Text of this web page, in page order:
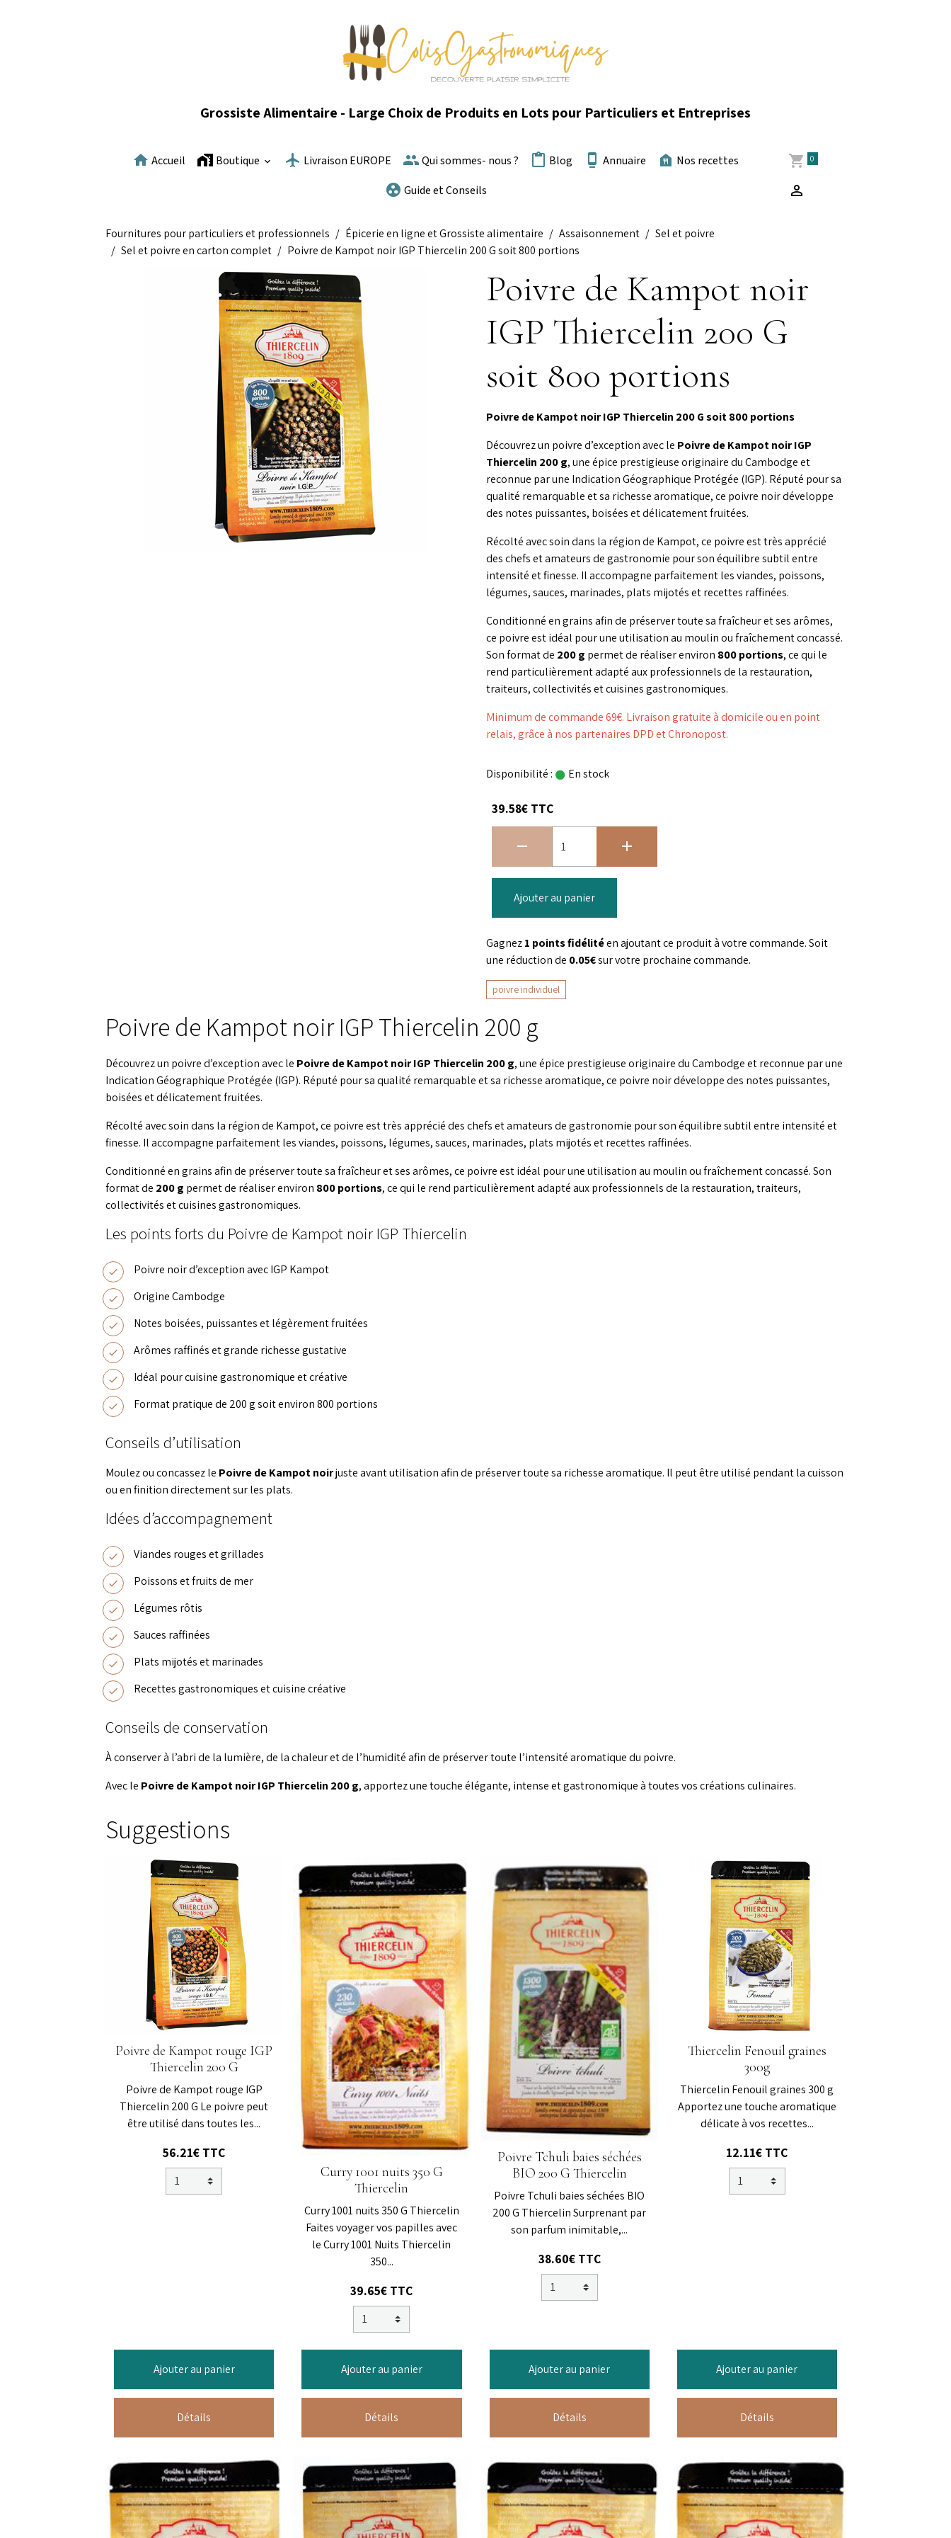
Grossiste Alimentaire - Large Choix de Produits en Lots pour Particuliers et Entreprises
Accueil Boutique Livraison EUROPE Qui sommes- nous ? Blog Annuaire
Nos recettes
Guide et Conseils
0
Fournitures pour particuliers et professionnels Épicerie en ligne et Grossiste alimentaire Assaisonnement
Sel et poivre
Sel et poivre en carton complet
Poivre de Kampot noir IGP Thiercelin 200 G soit 800 portions
Poivre de Kampot noir
IGP Thiercelin 200 G
soit 800 portions
Poivre de Kampot noir IGP Thiercelin 200 G soit 800 portions
Découvrez un poivre d’exception avec le Poivre de Kampot noir IGP
Thiercelin 200 g, une épice prestigieuse originaire du Cambodge et
reconnue par une Indication Géographique Protégée (IGP). Réputé pour sa
qualité remarquable et sa richesse aromatique, ce poivre noir développe
des notes puissantes, boisées et délicatement fruitées.
Récolté avec soin dans la région de Kampot, ce poivre est très apprécié
des chefs et amateurs de gastronomie pour son équilibre subtil entre
intensité et finesse. Il accompagne parfaitement les viandes, poissons,
légumes, sauces, marinades, plats mijotés et recettes raffinées.
Conditionné en grains afin de préserver toute sa fraîcheur et ses arômes,
ce poivre est idéal pour une utilisation au moulin ou fraîchement concassé.
Son format de 200 g permet de réaliser environ 800 portions, ce qui le
rend particulièrement adapté aux professionnels de la restauration,
traiteurs, collectivités et cuisines gastronomiques.
Minimum de commande 69€. Livraison gratuite à domicile ou en point
relais, grâce à nos partenaires DPD et Chronopost.
Disponibilité : En stock
39.58€ TTC
Ajouter au panier
Gagnez1 points fidélitéen ajoutant ce produit à votre commande. Soit
une réduction de 0.05€sur votre prochaine commande.
poivre individuel
Poivre de Kampot noir IGP Thiercelin 200 g
Découvrez un poivre d’exception avec le Poivre de Kampot noir IGP Thiercelin 200 g, une épice prestigieuse originaire du Cambodge et reconnue par une
Indication Géographique Protégée (IGP). Réputé pour sa qualité remarquable et sa richesse aromatique, ce poivre noir développe des notes puissantes,
boisées et délicatement fruitées.
Récolté avec soin dans la région de Kampot, ce poivre est très apprécié des chefs et amateurs de gastronomie pour son équilibre subtil entre intensité et
finesse. Il accompagne parfaitement les viandes, poissons, légumes, sauces, marinades, plats mijotés et recettes raffinées.
Conditionné en grains afin de préserver toute sa fraîcheur et ses arômes, ce poivre est idéal pour une utilisation au moulin ou fraîchement concassé. Son
format de 200 g permet de réaliser environ 800 portions, ce qui le rend particulièrement adapté aux professionnels de la restauration, traiteurs,
collectivités et cuisines gastronomiques.
Les points forts du Poivre de Kampot noir IGP Thiercelin
Poivre noir d’exception avec IGP Kampot
Origine Cambodge
Notes boisées, puissantes et légèrement fruitées
Arômes raffinés et grande richesse gustative
Idéal pour cuisine gastronomique et créative
Format pratique de 200 g soit environ 800 portions
Conseils d’utilisation
Moulez ou concassez le Poivre de Kampot noirjuste avant utilisation afin de préserver toute sa richesse aromatique. Il peut être utilisé pendant la cuisson
ou en finition directement sur les plats.
Idées d’accompagnement
Viandes rouges et grillades
Poissons et fruits de mer
Légumes rôtis
Sauces raffinées
Plats mijotés et marinades
Recettes gastronomiques et cuisine créative
Conseils de conservation
À conserver à l’abri de la lumière, de la chaleur et de l’humidité afin de préserver toute l’intensité aromatique du poivre.
Avec le Poivre de Kampot noir IGP Thiercelin 200 g, apportez une touche élégante, intense et gastronomique à toutes vos créations culinaires.
Suggestions
Poivre de Kampot rouge IGP
Thiercelin 200 G
Poivre de Kampot rouge IGP
Thiercelin 200 G Le poivre peut
être utilisé dans toutes les...
56.21€ TTC
Ajouter au panier
Détails
Curry 1001 nuits 350 G
Thiercelin
Curry 1001 nuits 350 G Thiercelin
Faites voyager vos papilles avec
le Curry 1001 Nuits Thiercelin
350...
39.65€ TTC
Ajouter au panier
Détails
Poivre Tchuli baies séchées
BIO 200 G Thiercelin
Poivre Tchuli baies séchées BIO
200 G Thiercelin Surprenant par
son parfum inimitable,...
38.60€ TTC
Ajouter au panier
Détails
Thiercelin Fenouil graines
300g
Thiercelin Fenouil graines 300 g
Apportez une touche aromatique
délicate à vos recettes...
12.11€ TTC
Ajouter au panier
Détails